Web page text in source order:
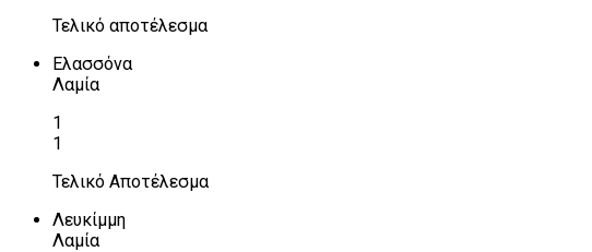
Τελικό αποτέλεσμα
Ελασσόνα
Λαμία
1
1
Τελικό Αποτέλεσμα
Λευκίμμη
Λαμία